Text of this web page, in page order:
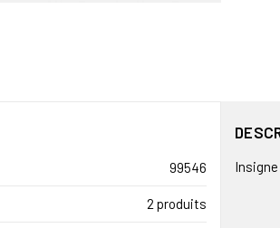
99546
2 produits